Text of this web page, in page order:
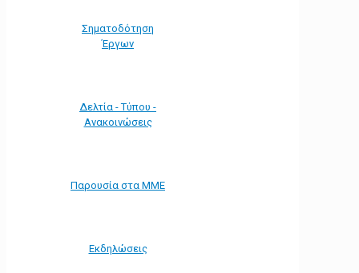
Σηματοδότηση
Έργων
Δελτία - Τύπου -
Ανακοινώσεις
Παρουσία στα ΜΜΕ
Εκδηλώσεις